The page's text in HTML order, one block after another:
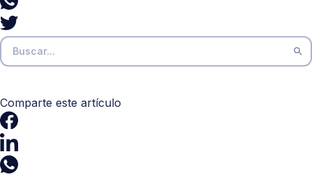
Comparte este artículo